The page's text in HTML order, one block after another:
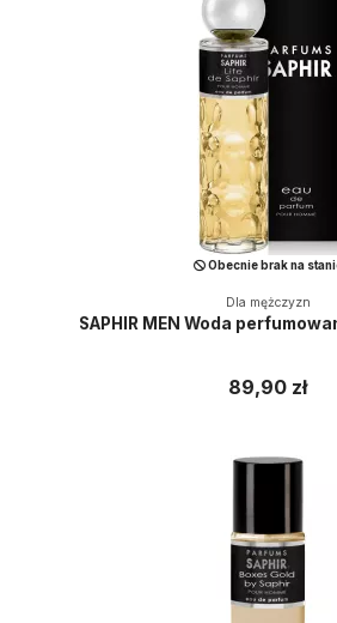
Obecnie brak na
Dla mężczyzn
SAPHIR MEN Woda
89,90 zł